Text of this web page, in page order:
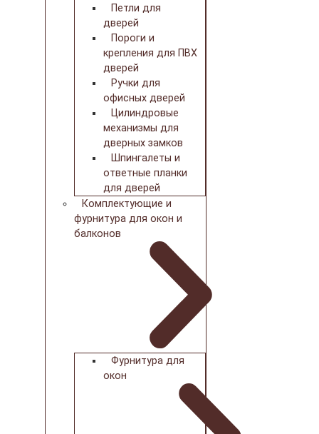
Петли для
дверей
Пороги и
крепления для ПВХ
дверей
Ручки для
офисных дверей
Цилиндровые
механизмы для
дверных замков
Шпингалеты и
ответные планки
для дверей
Комплектующие и
фурнитура для окон и
балконов
Фурнитура для
окон